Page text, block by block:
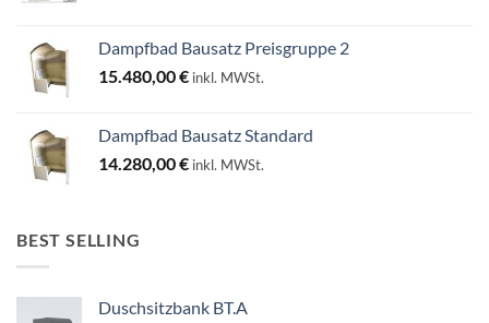
Dampfbad Bausatz Preisgruppe 2
15.480,00€ inkl. MWSt.
Dampfbad Bausatz Standard
14.280,00€ inkl. MWSt.
BEST SELLING
Duschsitzbank BT.A